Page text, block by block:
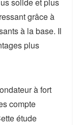
solide et plus
grâce à
à la base. Il
plus
à fort
compte
étude